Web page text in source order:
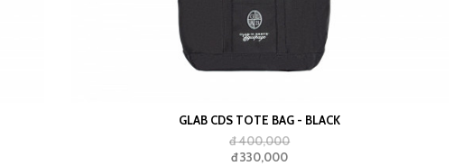
GLAB CDS TOTE BAG - BLACK
đ 400,000
đ 330,000